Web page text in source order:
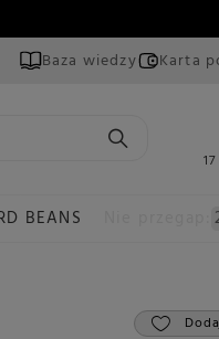
Baza wiedzy Karta
BEANS